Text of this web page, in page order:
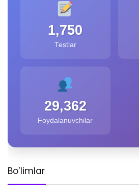
1,750
Testlar
29,362
Foydalanuvchilar
Bo’limlar